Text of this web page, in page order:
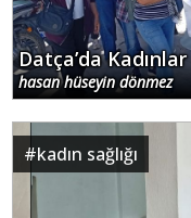
Datça’da
hasan hüseyin dönmez
#kadın sağlığı